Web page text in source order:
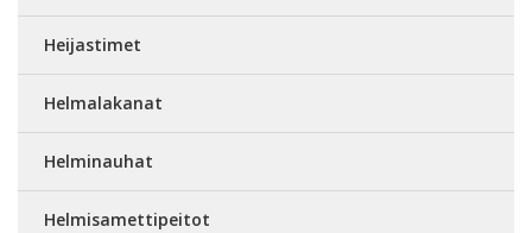
Heijastimet
Helmalakanat
Helminauhat
Helmisamettipeitot